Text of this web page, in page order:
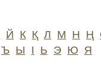
Й К Қ Л М Н Ң
Ъ Ы І Ь Э Ю Я